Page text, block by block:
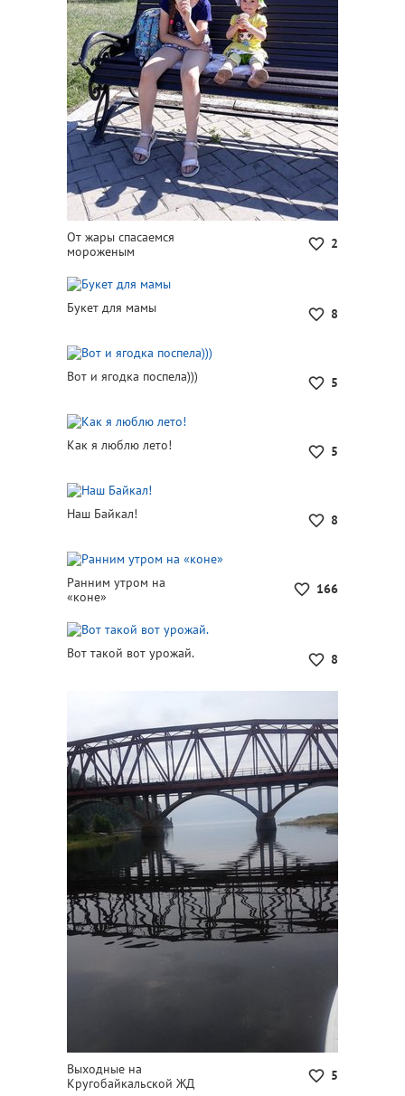
2
От жары спасаемся
мороженым
8
Букет для мамы
5
Вот и ягодка поспела)))
5
Как я люблю лето!
8
Наш Байкал!
166
Ранним утром на
«коне»
8
Вот такой вот урожай.
5
Выходные на
Кругобайкальской ЖД